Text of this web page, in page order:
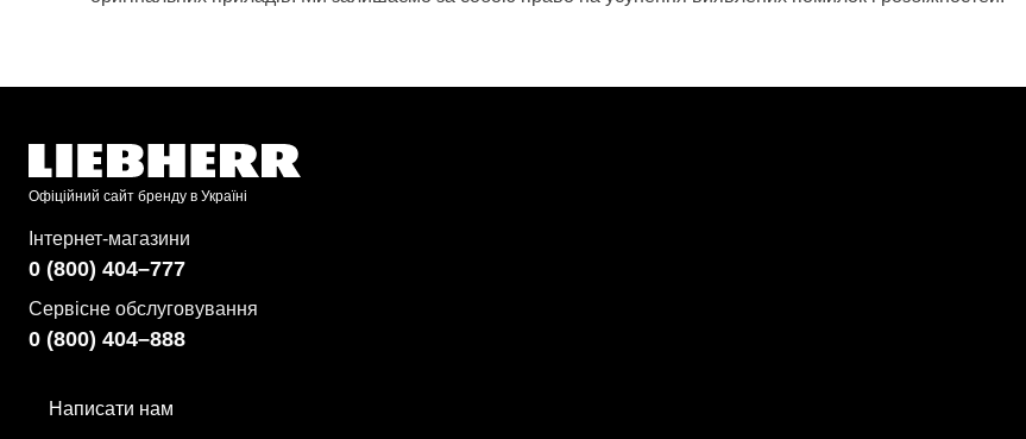
Офіційний сайт бренду в Україні
Інтернет-магазини
0 (800) 404–777
Сервісне обслуговування
0 (800) 404–888
Написати нам